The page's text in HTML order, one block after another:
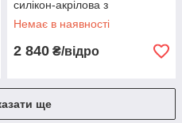
силікон-акрілова з
натуральним наповнювачем,
мозаїка Церезіт
Немає в наявності
2 840 ₴/відро
ще